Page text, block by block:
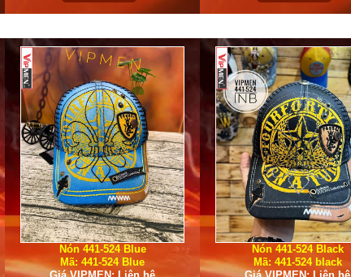
Nón 441-524 Blue
Mã: 441-524 Blue
Nón 441-524 Black
Mã: 441-524 black